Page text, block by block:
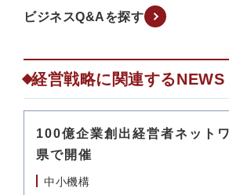
ビジネスQ&Aを探す
経営戦略に関連するNEWS
100億企業創出経営者ネット
県で開催
中小機構